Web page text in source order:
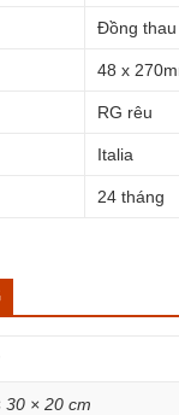
Đồng thau
48 x
RG rêu
Italia
24 tháng
30 × 20 cm